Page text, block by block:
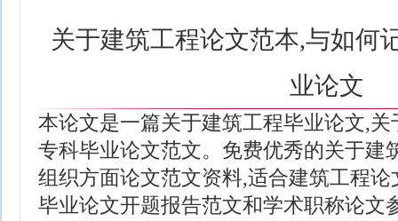
关于建筑工程论文范本,与如何
业论文
本论文是一篇关于建筑工程毕业论文,
专科毕业论文范文。免费优秀的关于建
组织方面论文范文资料,适合建筑工程
毕业论文开题报告范文和学术职称论文